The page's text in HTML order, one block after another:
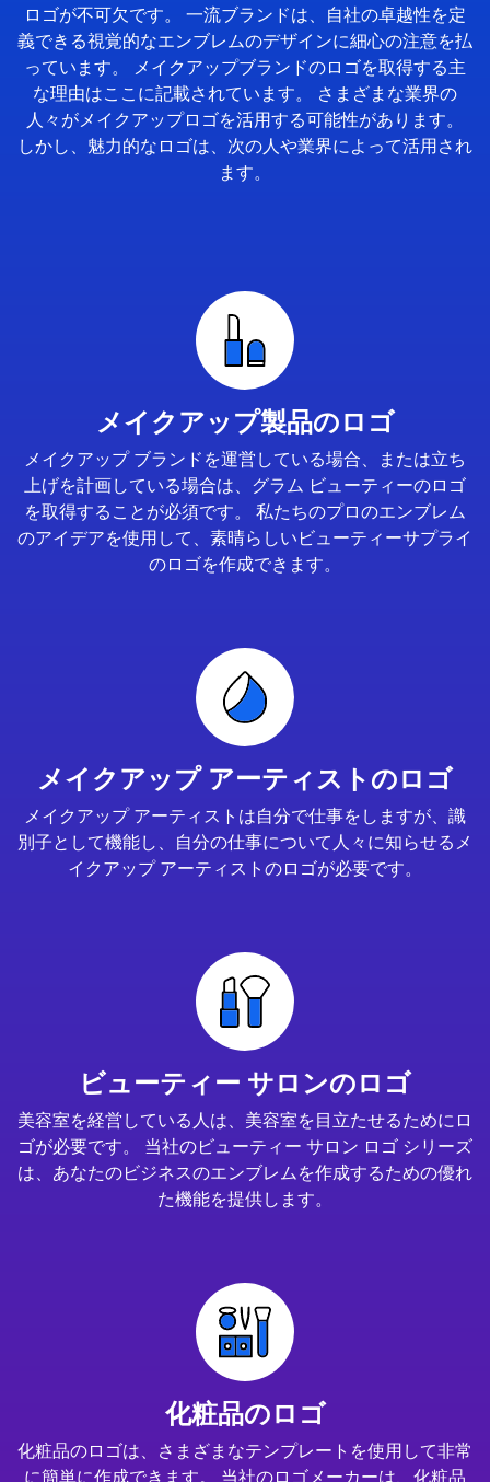
ロゴが不可欠です。 一流ブランドは、自社の卓越性を定
義できる視覚的なエンブレムのデザインに細心の注意を払
っています。 メイクアップブランドのロゴを取得する主
な理由はここに記載されています。 さまざまな業界の
人々がメイクアップロゴを活用する可能性があります。
しかし、魅力的なロゴは、次の人や業界によって活用され
ます。
メイクアップ製品のロゴ
メイクアップ ブランドを運営している場合、または立ち
上げを計画している場合は、グラム ビューティーのロゴ
を取得することが必須です。 私たちのプロのエンブレム
のアイデアを使用して、素晴らしいビューティーサプライ
のロゴを作成できます。
メイクアップ アーティストのロゴ
メイクアップ アーティストは自分で仕事をしますが、識
別子として機能し、自分の仕事について人々に知らせるメ
イクアップ アーティストのロゴが必要です。
ビューティー サロンのロゴ
美容室を経営している人は、美容室を目立たせるためにロ
ゴが必要です。 当社のビューティー サロン ロゴ シリーズ
は、あなたのビジネスのエンブレムを作成するための優れ
た機能を提供します。
化粧品のロゴ
化粧品のロゴは、さまざまなテンプレートを使用して非常
に簡単に作成できます。 当社のロゴメーカーは、化粧品